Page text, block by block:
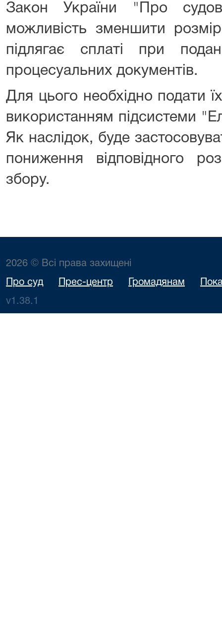
Закон України "Про
можливість зменшити
підлягає сплаті при
процесуальних документів.
Для цього необхідно подати
використанням підсистеми
Як наслідок, буде
пониження відповідного
збору.
2026 © Всі права захищені
Про суд Прес-центр Громадянам
v1.38.1